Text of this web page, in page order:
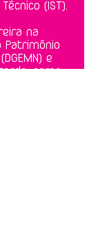
(IST).
na
Património
e
como